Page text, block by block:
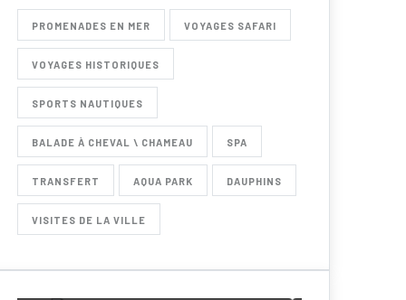
PROMENADES EN MER VOYAGES SAFARI
VOYAGES HISTORIQUES
SPORTS NAUTIQUES
BALADE À CHEVAL \ CHAMEAU SPA
TRANSFERT AQUA PARK DAUPHINS
VISITES DE LA VILLE